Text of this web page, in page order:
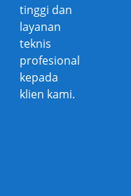
tinggi dan
layanan
teknis
profesional
kepada
klien kami.